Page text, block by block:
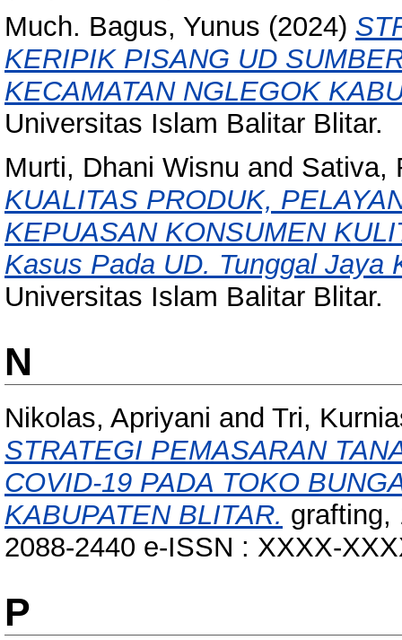
Much. Bagus, Yunus (2024)
KERIPIK PISANG UD
KECAMATAN NGLEGOK
Universitas Islam Balitar Blitar.
Murti, Dhani Wisnu and Sativa,
KUALITAS PRODUK,
KEPUASAN KONSUMEN
Kasus Pada UD. Tunggal Jaya
Universitas Islam Balitar Blitar.
N
Nikolas, Apriyani and Tri,
STRATEGI PEMASARAN
COVID-19 PADA TOKO
KABUPATEN BLITAR. grafting,
2088-2440 e-ISSN : XXXX-
P